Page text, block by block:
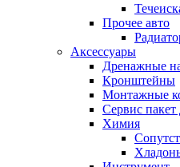
Прочее авто
Аксессуары
Дренажные
Кронштейны
Монтажные
Сервис
Химия